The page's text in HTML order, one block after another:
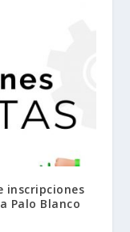
inscripciones
Palo Blanco